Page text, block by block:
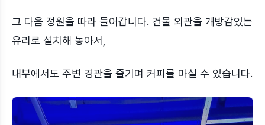
그 다음 정원을 따라 들어갑니다. 건물 외관을 개방감있는
유리로 설치해 놓아서,
내부에서도 주변 경관을 즐기며 커피를 마실 수 있습니다.